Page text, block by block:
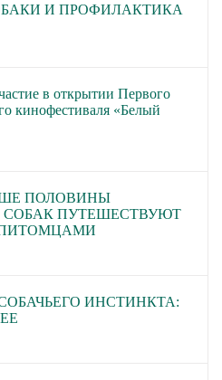
И ПРОФИЛАКТИКА
в открытии Первого
кинофестиваля «Белый
ПОЛОВИНЫ
СОБАК ПУТЕШЕСТВУЮТ
ИНСТИНКТА: